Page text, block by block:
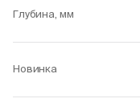
Глубина, мм
Новинка